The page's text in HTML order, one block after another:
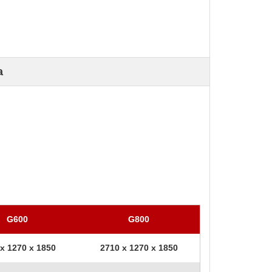
G600 G800
1270 x 1850 2710 x 1270 x 1850